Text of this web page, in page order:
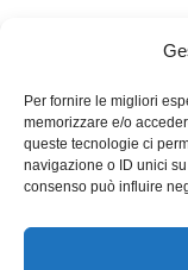
Per fornire le migliori
memorizzare e/o
queste tecnologie ci
navigazione o ID unici
consenso può influire
Cookie Policy
Disclaimer
Imprint